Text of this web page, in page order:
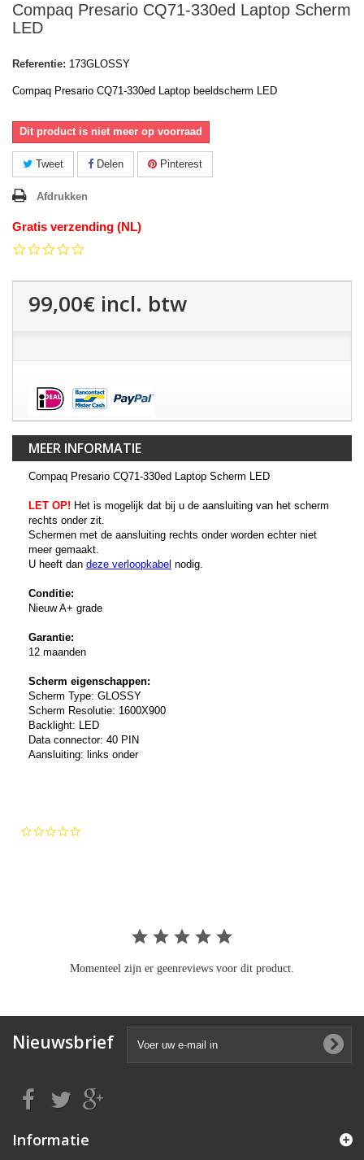
Compaq Presario CQ71-330ed Laptop Scherm
LED
Referentie: 173GLOSSY
Compaq Presario CQ71-330ed Laptop beeldscherm LED
Dit product is niet meer op voorraad
Tweet Delen Pinterest
Afdrukken
Gratis verzending (NL)
99,00€ incl. btw
MEER INFORMATIE
Compaq Presario CQ71-330ed Laptop Scherm LED
LET OP! Het is mogelijk dat bij u de aansluiting van het scherm
rechts onder zit.
Schermen met de aansluiting rechts onder worden echter niet
meer gemaakt.
U heeft dan deze verloopkabel nodig.
Conditie:
Nieuw A+ grade
Garantie:
12 maanden
Scherm eigenschappen:
Scherm Type: GLOSSY
Scherm Resolutie: 1600X900
Backlight: LED
Data connector: 40 PIN
Aansluiting: links onder
Momenteel zijn er geenreviews voor dit product.
Nieuwsbrief
Informatie